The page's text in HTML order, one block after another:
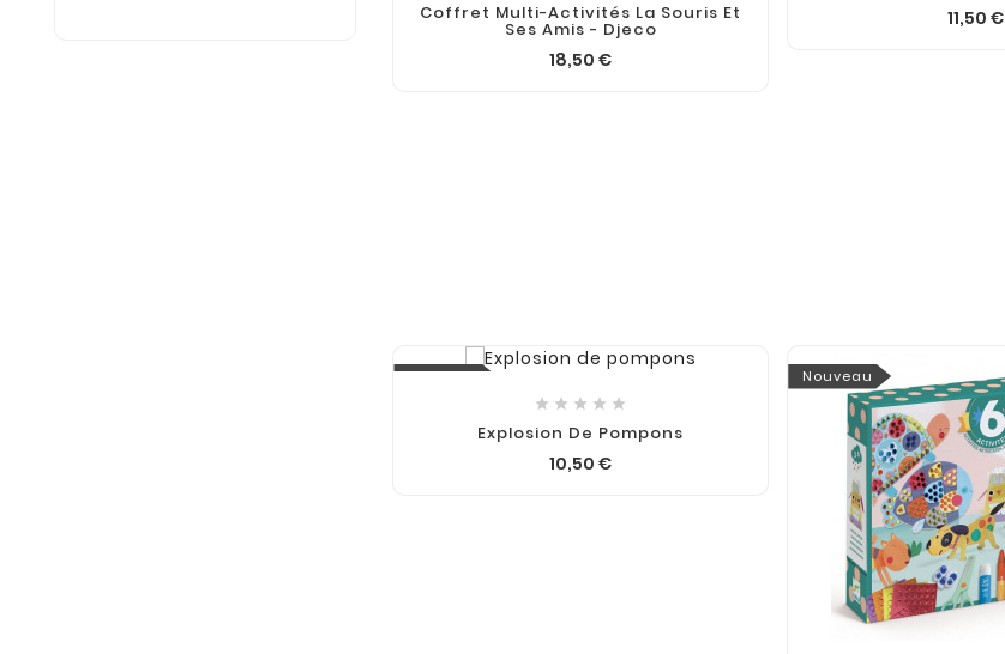
Coffret Multi-Activités La Souris Et
Ses Amis - Djeco
18,50 €
11,50 €
Nouveau
    
Explosion De Pompons
10,50 €
Nouveau